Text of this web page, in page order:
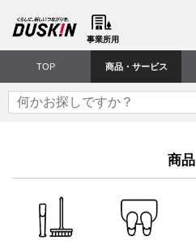
事業所用
TOP 商品・サービス
商品